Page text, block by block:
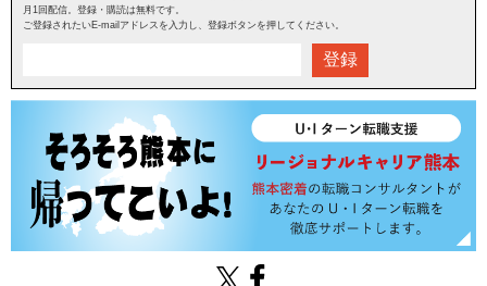
月1回配信。登録・購読は無料です。
ご登録されたいE-mailアドレスを入力し、登録ボタンを押してください。
登録